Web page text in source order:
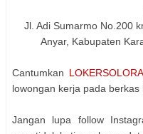
Jl. Adi Sumarmo No.200
Anyar, Kabupaten
Cantumkan
lowongan kerja pada berkas
Jangan lupa follow